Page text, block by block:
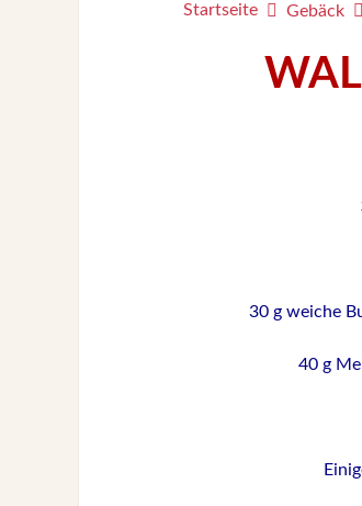
Startseite Gebäck
30 g weiche
40 g